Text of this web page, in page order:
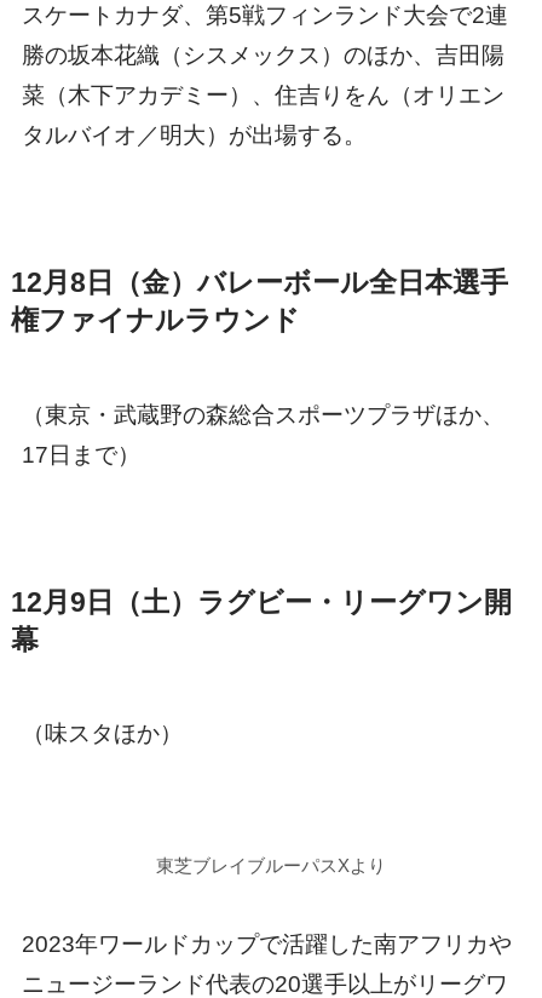
スケートカナダ、第5戦フィンランド大会で2連
勝の坂本花織（シスメックス）のほか、吉田陽
菜（木下アカデミー）、住吉りをん（オリエン
タルバイオ／明大）が出場する。
12月8日（金）バレーボール全日本選手
権ファイナルラウンド
（東京・武蔵野の森総合スポーツプラザほか、
17日まで）
12月9日（土）ラグビー・リーグワン開
幕
（味スタほか）
東芝ブレイブルーパスXより
2023年ワールドカップで活躍した南アフリカや
ニュージーランド代表の20選手以上がリーグワ